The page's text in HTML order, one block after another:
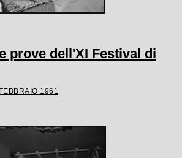
prove dell'XI Festival di
1961